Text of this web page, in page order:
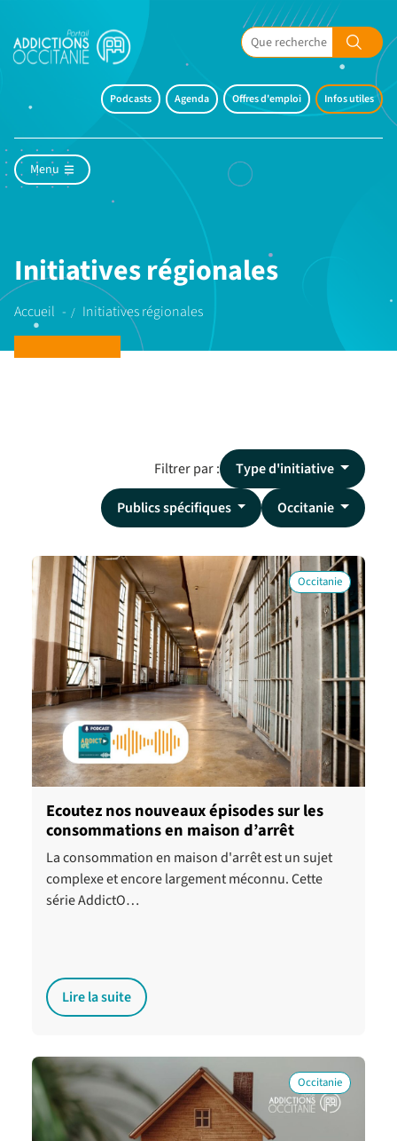
Podcasts Agenda Offres d'emploi Infos utiles
Menu
Initiatives régionales
Accueil Initiatives régionales
Filtrer par :
Type d'initiative
Publics spécifiques
Occitanie
Occitanie
Ecoutez nos nouveaux épisodes sur les
consommations en maison d’arrêt
La consommation en maison d'arrêt est un sujet
complexe et encore largement méconnu. Cette
série AddictO…
Lire la suite
Occitanie